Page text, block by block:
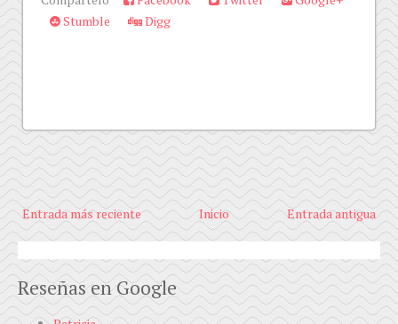
Stumble
Digg
Entrada más reciente Entrada antigua
Inicio
Reseñas en Google